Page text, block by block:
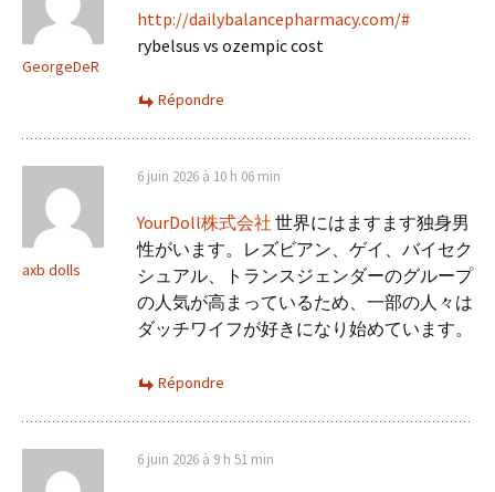
GeorgeDeR
http://dailybalancepharmacy.com/#
rybelsus vs ozempic cost
Répondre
axb dolls
6 juin 2026 à 10 h 06 min
YourDoll株式会社 世界にはますます独身男
性がいます。レズビアン、ゲイ、バイセク
シュアル、トランスジェンダーのグループ
の人気が高まっているため、一部の人々は
ダッチワイフが好きになり始めています。
Répondre
6 juin 2026 à 9 h 51 min